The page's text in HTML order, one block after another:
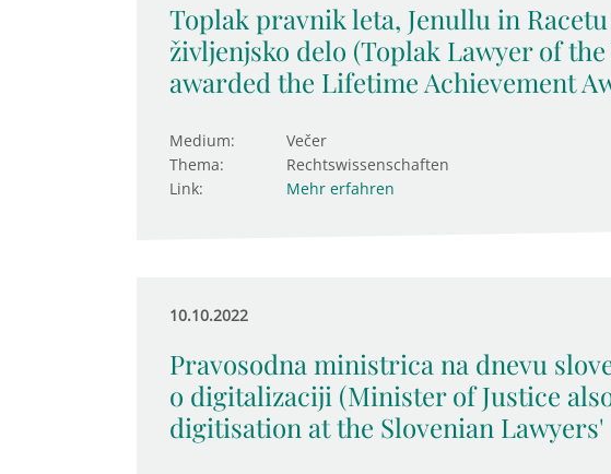
Toplak pravnik leta, Jenullu in
življenjsko delo (Toplak Lawyer of the
awarded the Lifetime Achievement
Medium:
Večer
Thema:
Rechtswissenschaften
Link:
Mehr erfahren
10.10.2022
Pravosodna ministrica na dnevu
o digitalizaciji (Minister of Justice
digitisation at the Slovenian Lawyers'